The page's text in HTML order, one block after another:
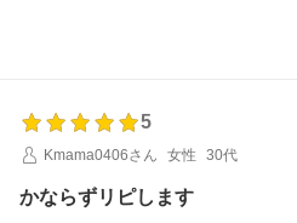
5
Kmama0406さん
女性 30代
かならずリピします